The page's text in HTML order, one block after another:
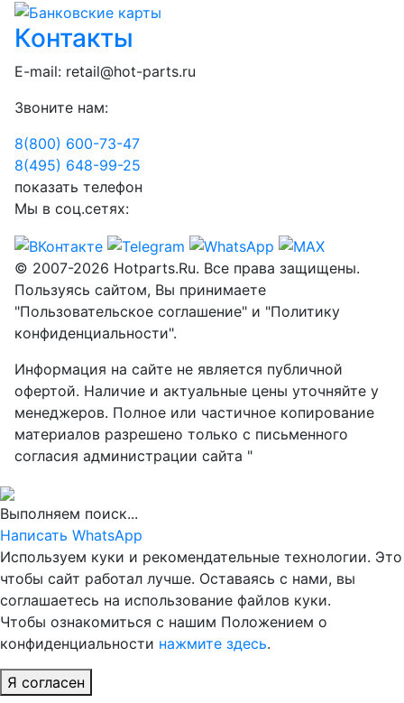
Контакты
E-mail: retail@hot-parts.ru
Звоните нам:
8(800) 600-73-47
8(495) 648-99-25
показать телефон
Мы в соц.сетях:
© 2007-2026 Hotparts.Ru. Все права защищены.
Пользуясь сайтом, Вы принимаете
"Пользовательское соглашение" и "Политику
конфиденциальности".
Информация на сайте не является публичной
офертой. Наличие и актуальные цены уточняйте у
менеджеров. Полное или частичное копирование
материалов разрешено только с письменного
согласия администрации сайта "
Выполняем поиск...
Написать WhatsApp
Используем куки и рекомендательные технологии. Это
чтобы сайт работал лучше. Оставаясь с нами, вы
соглашаетесь на использование файлов куки.
Чтобы ознакомиться с нашим Положением о
конфиденциальности нажмите здесь.
Я согласен